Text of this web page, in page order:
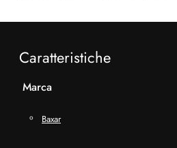
Caratteristiche
Marca
Baxar